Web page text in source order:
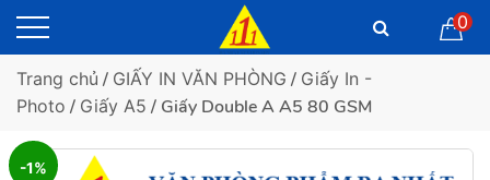
0
Trang chủ / GIẤY IN VĂN PHÒNG / Giấy In -
Photo / Giấy A5 / Giấy Double A A5 80 GSM
-1%